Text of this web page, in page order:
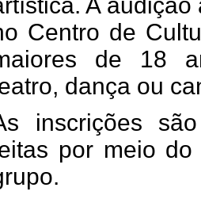
Centro de
de 18
dança ou
inscrições
por meio